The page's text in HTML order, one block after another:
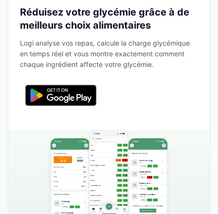
Réduisez votre glycémie grâce à de
meilleurs choix alimentaires
Logi analyse vos repas, calcule la charge glycémique
en temps réel et vous montre exactement comment
chaque ingrédient affecte votre glycémie.